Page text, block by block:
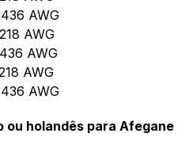
AWG
AWG
AWG
AWG
AWG
ou holandês para Afegane